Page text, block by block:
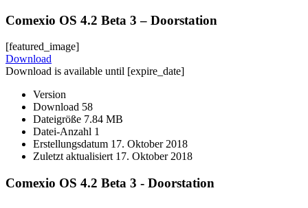
Comexio OS 4.2 Beta 3 – Doorstation
[featured_image]
Download
Download is available until [expire_date]
Version
Download 58
Dateigröße 7.84 MB
Datei-Anzahl 1
Erstellungsdatum 17. Oktober 2018
Zuletzt aktualisiert 17. Oktober 2018
Comexio OS 4.2 Beta 3 - Doorstation